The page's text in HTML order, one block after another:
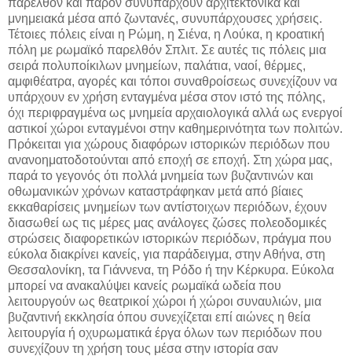
μνημειακά μέσα από ζωντανές, συνυπάρχουσες χρήσεις.
Τέτοιες πόλεις είναι η Ρώμη, η Σιένα, η Λούκα, η κροατική
πόλη με ρωμαϊκό παρελθόν Σπλιτ. Σε αυτές τις πόλεις μια
σειρά πολυποίκιλων μνημείων, παλάτια, ναοί, θέρμες,
αμφιθέατρα, αγορές και τόποι συναθροίσεως συνεχίζουν να
υπάρχουν εν χρήση ενταγμένα μέσα στον ιστό της πόλης,
όχι περιφραγμένα ως μνημεία αρχαιολογικά αλλά ως ενεργοί
αστικοί χώροι ενταγμένοι στην καθημερινότητα των πολιτών.
Πρόκειται για χώρους διαφόρων ιστορικών περιόδων που
ανανοηματοδοτούνται από εποχή σε εποχή. Στη χώρα μας,
παρά το γεγονός ότι πολλά μνημεία των βυζαντινών και
οθωμανικών χρόνων καταστράφηκαν μετά από βίαιες
εκκαθαρίσεις μνημείων των αντίστοιχων περιόδων, έχουν
διασωθεί ως τις μέρες μας ανάλογες ζώσες πολεοδομικές
στρώσεις διαφορετικών ιστορικών περιόδων, πράγμα που
εύκολα διακρίνει κανείς, για παράδειγμα, στην Αθήνα, στη
Θεσσαλονίκη, τα Γιάννενα, τη Ρόδο ή την Κέρκυρα. Εύκολα
μπορεί να ανακαλύψει κανείς ρωμαϊκά ωδεία που
λειτουργούν ως θεατρικοί χώροι ή χώροι συναυλιών, μια
βυζαντινή εκκλησία όπου συνεχίζεται επί αιώνες η θεία
λειτουργία ή οχυρωματικά έργα όλων των περιόδων που
συνεχίζουν τη χρήση τους μέσα στην ιστορία σαν